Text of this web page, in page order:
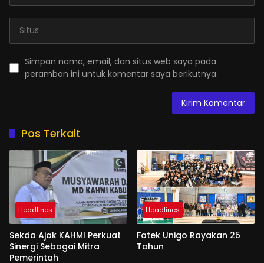
Simpan nama, email, dan situs web saya pada
peramban ini untuk komentar saya berikutnya.
Pos Terkait
Headlines
Sekda Ajak KAHMI Perkuat
Sinergi Sebagai Mitra
Pemerintah
Headlines
Fatek Unigo Rayakan 25
Tahun